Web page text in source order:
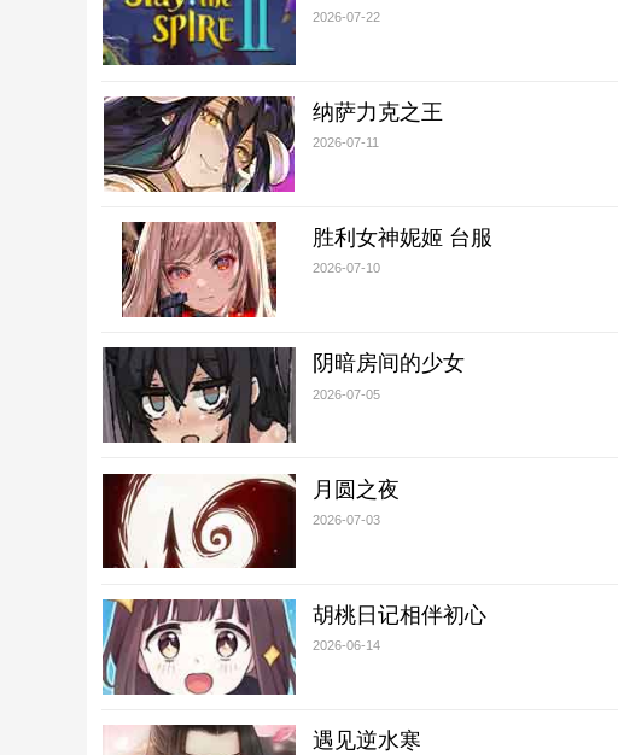
2026-07-22
纳萨力克之王
2026-07-11
胜利女神妮姬 台服
2026-07-10
阴暗房间的少女
2026-07-05
月圆之夜
2026-07-03
胡桃日记相伴初心
2026-06-14
遇见逆水寒